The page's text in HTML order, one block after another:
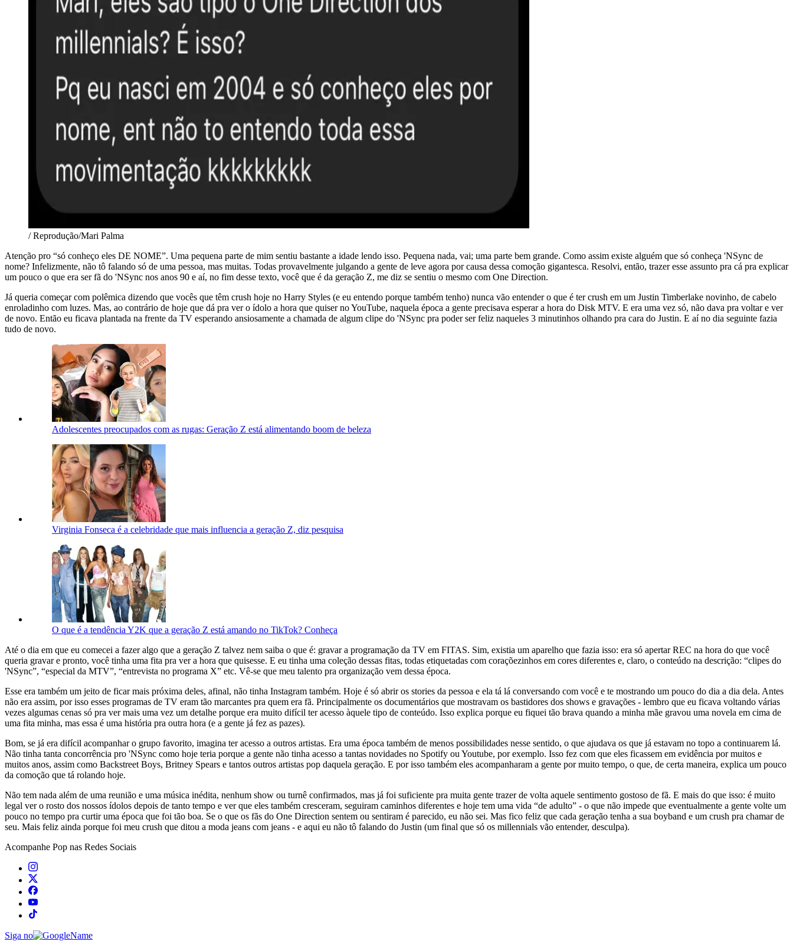
/ Reprodução/Mari Palma
Atenção pro “só conheço eles DE NOME”. Uma pequena parte de mim sentiu bastante a idade lendo isso. Pequena nada, vai; uma parte bem grande. Como assim existe alguém que só conheça 'NSync de
nome? Infelizmente, não tô falando só de uma pessoa, mas muitas. Todas provavelmente julgando a gente de leve agora por causa dessa comoção gigantesca. Resolvi, então, trazer esse assunto pra cá pra explicar
um pouco o que era ser fã do 'NSync nos anos 90 e aí, no fim desse texto, você que é da geração Z, me diz se sentiu o mesmo com One Direction.
Já queria começar com polêmica dizendo que vocês que têm crush hoje no Harry Styles (e eu entendo porque também tenho) nunca vão entender o que é ter crush em um Justin Timberlake novinho, de cabelo
enroladinho com luzes. Mas, ao contrário de hoje que dá pra ver o ídolo a hora que quiser no YouTube, naquela época a gente precisava esperar a hora do Disk MTV. E era uma vez só, não dava pra voltar e ver
de novo. Então eu ficava plantada na frente da TV esperando ansiosamente a chamada de algum clipe do 'NSync pra poder ser feliz naqueles 3 minutinhos olhando pra cara do Justin. E aí no dia seguinte fazia
tudo de novo.
Adolescentes preocupados com as rugas: Geração Z está alimentando boom de beleza
Virginia Fonseca é a celebridade que mais influencia a geração Z, diz pesquisa
O que é a tendência Y2K que a geração Z está amando no TikTok? Conheça
Até o dia em que eu comecei a fazer algo que a geração Z talvez nem saiba o que é: gravar a programação da TV em FITAS. Sim, existia um aparelho que fazia isso: era só apertar REC na hora do que você
queria gravar e pronto, você tinha uma fita pra ver a hora que quisesse. E eu tinha uma coleção dessas fitas, todas etiquetadas com coraçõezinhos em cores diferentes e, claro, o conteúdo na descrição: “clipes do
'NSync”, “especial da MTV”, “entrevista no programa X” etc. Vê-se que meu talento pra organização vem dessa época.
Esse era também um jeito de ficar mais próxima deles, afinal, não tinha Instagram também. Hoje é só abrir os stories da pessoa e ela tá lá conversando com você e te mostrando um pouco do dia a dia dela. Antes
não era assim, por isso esses programas de TV eram tão marcantes pra quem era fã. Principalmente os documentários que mostravam os bastidores dos shows e gravações - lembro que eu ficava voltando várias
vezes algumas cenas só pra ver mais uma vez um detalhe porque era muito difícil ter acesso àquele tipo de conteúdo. Isso explica porque eu fiquei tão brava quando a minha mãe gravou uma novela em cima de
uma fita minha, mas essa é uma história pra outra hora (e a gente já fez as pazes).
Bom, se já era difícil acompanhar o grupo favorito, imagina ter acesso a outros artistas. Era uma época também de menos possibilidades nesse sentido, o que ajudava os que já estavam no topo a continuarem lá.
Não tinha tanta concorrência pro 'NSync como hoje teria porque a gente não tinha acesso a tantas novidades no Spotify ou Youtube, por exemplo. Isso fez com que eles ficassem em evidência por muitos e
muitos anos, assim como Backstreet Boys, Britney Spears e tantos outros artistas pop daquela geração. E por isso também eles acompanharam a gente por muito tempo, o que, de certa maneira, explica um pouco
da comoção que tá rolando hoje.
Não tem nada além de uma reunião e uma música inédita, nenhum show ou turnê confirmados, mas já foi suficiente pra muita gente trazer de volta aquele sentimento gostoso de fã. E mais do que isso: é muito
legal ver o rosto dos nossos ídolos depois de tanto tempo e ver que eles também cresceram, seguiram caminhos diferentes e hoje tem uma vida “de adulto” - o que não impede que eventualmente a gente volte um
pouco no tempo pra curtir uma época que foi tão boa. Se o que os fãs do One Direction sentem ou sentiram é parecido, eu não sei. Mas fico feliz que cada geração tenha a sua boyband e um crush pra chamar de
seu. Mais feliz ainda porque foi meu crush que ditou a moda jeans com jeans - e aqui eu não tô falando do Justin (um final que só os millennials vão entender, desculpa).
Acompanhe Pop nas Redes Sociais
Siga no